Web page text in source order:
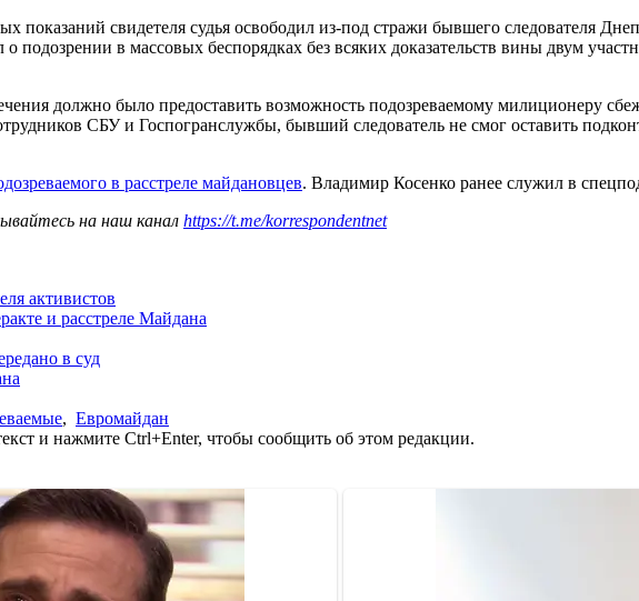
показаний свидетеля судья освободил из-под стражи бывшего следователя
подозрении в массовых беспорядках без всяких доказательств вины двум
должно было предоставить возможность подозреваемому милиционеру
СБУ и Госпогранслужбы, бывший следователь не смог оставить
в расстреле майдановцев. Владимир Косенко ранее служил в
на наш канал https://t.me/korrespondentnet
активистов
и расстреле Майдана
в суд
, Евромайдан
и нажмите Ctrl+Enter, чтобы сообщить об этом редакции.